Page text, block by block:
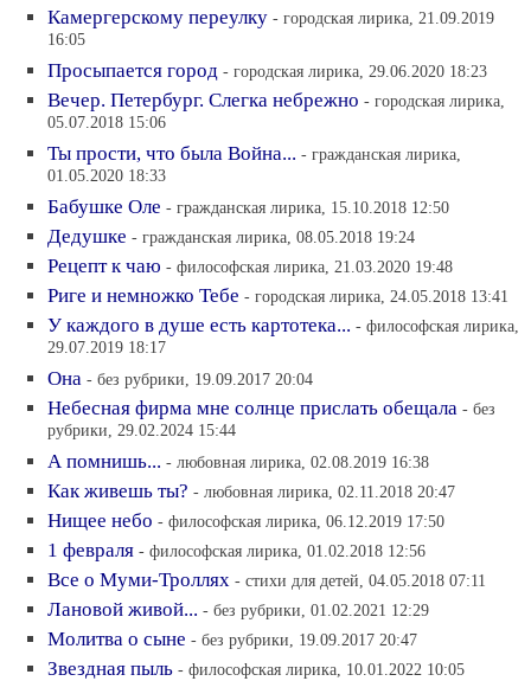
Камергерскому переулку - городская лирика, 21.09.2019
16:05
Просыпается город - городская лирика, 29.06.2020 18:23
Вечер. Петербург. Слегка небрежно - городская лирика,
05.07.2018 15:06
Ты прости, что была Война... - гражданская лирика,
01.05.2020 18:33
Бабушке Оле - гражданская лирика, 15.10.2018 12:50
Дедушке - гражданская лирика, 08.05.2018 19:24
Рецепт к чаю - философская лирика, 21.03.2020 19:48
Риге и немножко Тебе - городская лирика, 24.05.2018 13:41
У каждого в душе есть картотека... - философская лирика,
29.07.2019 18:17
Она - без рубрики, 19.09.2017 20:04
Небесная фирма мне солнце прислать обещала - без
рубрики, 29.02.2024 15:44
А помнишь... - любовная лирика, 02.08.2019 16:38
Как живешь ты? - любовная лирика, 02.11.2018 20:47
Нищее небо - философская лирика, 06.12.2019 17:50
1 февраля - философская лирика, 01.02.2018 12:56
Все о Муми-Троллях - стихи для детей, 04.05.2018 07:11
Лановой живой... - без рубрики, 01.02.2021 12:29
Молитва о сыне - без рубрики, 19.09.2017 20:47
Звездная пыль - философская лирика, 10.01.2022 10:05